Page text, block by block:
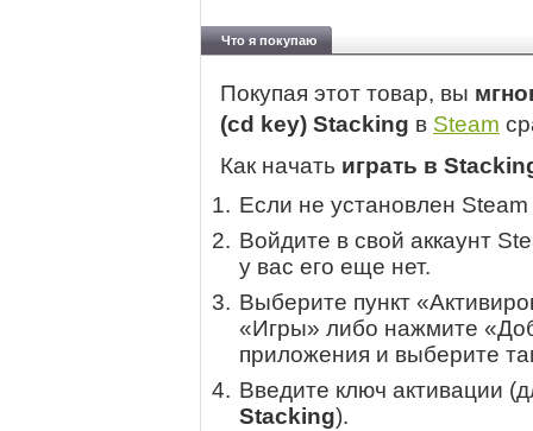
Что я покупаю
Покупая этот товар, вы
(cd key) Stacking в Steam
Как начать играть в
Если не установлен
Войдите в свой аккаунт
у вас его еще нет.
Выберите пункт
«Игры» либо нажмите
приложения и выберите
Введите ключ активации
Stacking).